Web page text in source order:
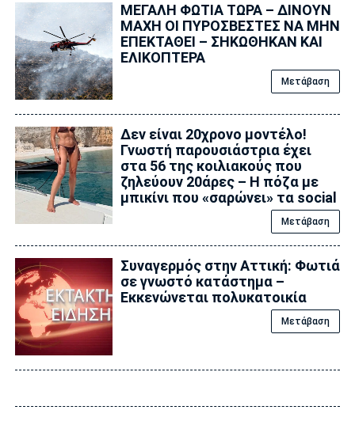
ΜΕΓΑΛΗ ΦΩΤΙΑ ΤΩΡΑ – ΔΙΝΟΥΝ
ΜΑΧΗ ΟΙ ΠΥΡΟΣΒΕΣΤΕΣ ΝΑ ΜΗΝ
ΕΠΕΚΤΑΘΕΙ – ΣΗΚΩΘΗΚΑΝ ΚΑΙ
ΕΛΙΚΟΠΤΕΡΑ
Μετάβαση
Δεν είναι 20χρονο μοντέλο!
Γνωστή παρουσιάστρια έχει
στα 56 της κοιλιακούς που
ζηλεύουν 20άρες – Η πόζα με
μπικίνι που «σαρώνει» τα social
Μετάβαση
Συναγερμός στην Αττική: Φωτιά
σε γνωστό κατάστημα –
Εκκενώνεται πολυκατοικία
Μετάβαση